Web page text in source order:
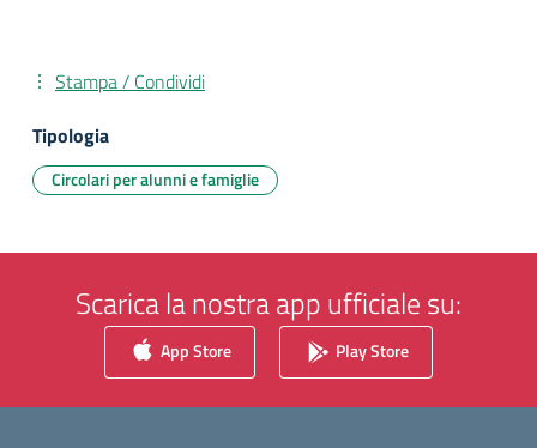
Stampa / Condividi
Tipologia
Circolari per alunni e famiglie
Scarica la nostra app ufficiale su:
App Store Play Store